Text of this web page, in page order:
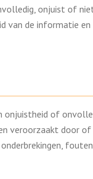
onjuist of
van de informatie
onjuistheid of
veroorzaakt door